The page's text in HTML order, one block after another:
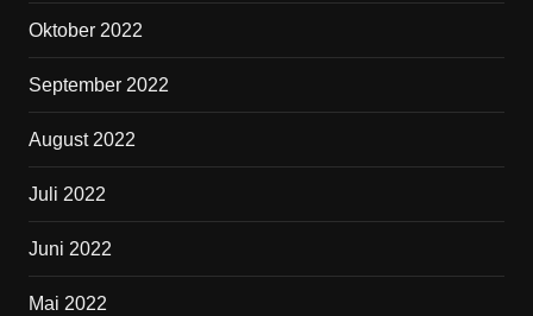
Oktober 2022
September 2022
August 2022
Juli 2022
Juni 2022
Mai 2022